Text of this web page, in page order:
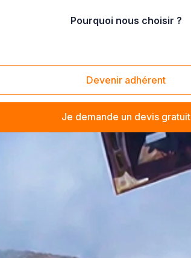
Pourquoi nous choisir ?
Devenir adhérent
Je demande un devis gratuit